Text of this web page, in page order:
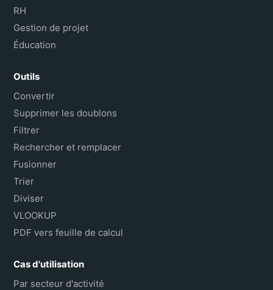
RH
Gestion de projet
Éducation
Outils
Convertir
Supprimer les doublons
Filtrer
Rechercher et remplacer
Fusionner
Trier
Diviser
VLOOKUP
PDF vers feuille de calcul
Cas d'utilisation
Par secteur d'activité